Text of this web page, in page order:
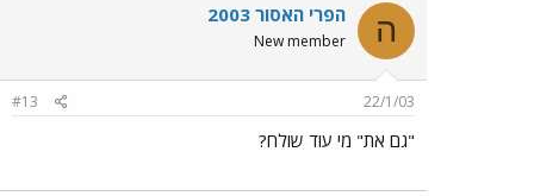
ה הפרי האסור 2003
New member
22/1/03
#13
"גם את" מי עוד שולח?